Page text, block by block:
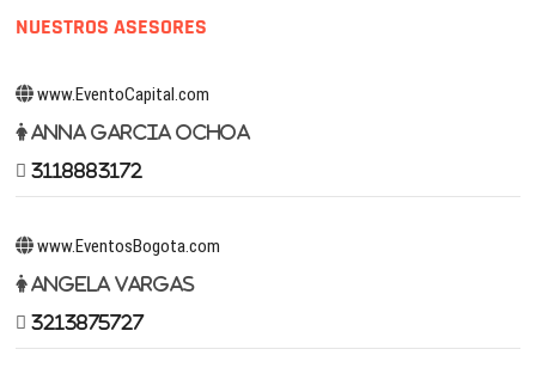
NUESTROS ASESORES
www.EventoCapital.com
Anna Garcia Ochoa
3118883172
www.EventosBogota.com
Angela Vargas
3213875727